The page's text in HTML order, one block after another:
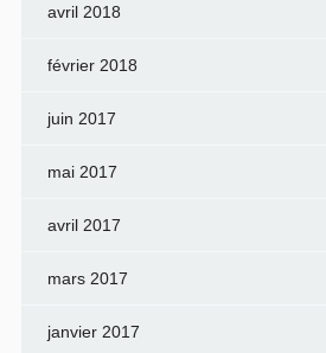
avril 2018
février 2018
juin 2017
mai 2017
avril 2017
mars 2017
janvier 2017